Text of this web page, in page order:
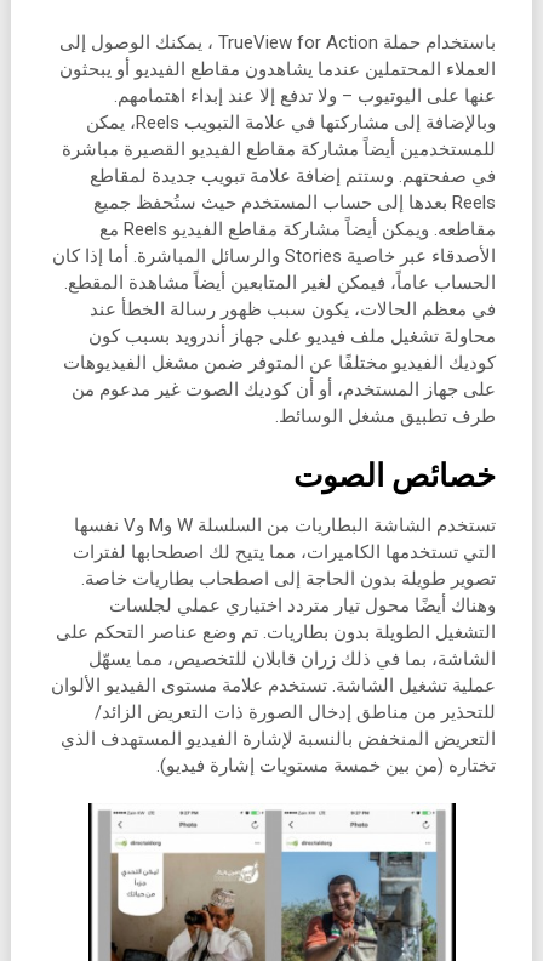
باستخدام حملة TrueView for Action ، يمكنك الوصول إلى
العملاء المحتملين عندما يشاهدون مقاطع الفيديو أو يبحثون
عنها على اليوتيوب – ولا تدفع إلا عند إبداء اهتمامهم.
وبالإضافة إلى مشاركتها في علامة التبويب Reels، يمكن
للمستخدمين أيضاً مشاركة مقاطع الفيديو القصيرة مباشرة
في صفحتهم. وستتم إضافة علامة تبويب جديدة لمقاطع
Reels بعدها إلى حساب المستخدم حيث ستُحفظ جميع
مقاطعه. ويمكن أيضاً مشاركة مقاطع الفيديو Reels مع
الأصدقاء عبر خاصية Stories والرسائل المباشرة. أما إذا كان
الحساب عاماً، فيمكن لغير المتابعين أيضاً مشاهدة المقطع.
في معظم الحالات، يكون سبب ظهور رسالة الخطأ عند
محاولة تشغيل ملف فيديو على جهاز أندرويد بسبب كون
كوديك الفيديو مختلفًا عن المتوفر ضمن مشغل الفيديوهات
على جهاز المستخدم، أو أن كوديك الصوت غير مدعوم من
طرف تطبيق مشغل الوسائط.
خصائص الصوت
تستخدم الشاشة البطاريات من السلسلة W وM وV نفسها
التي تستخدمها الكاميرات، مما يتيح لك اصطحابها لفترات
تصوير طويلة بدون الحاجة إلى اصطحاب بطاريات خاصة.
وهناك أيضًا محول تيار متردد اختياري عملي لجلسات
التشغيل الطويلة بدون بطاريات. تم وضع عناصر التحكم على
الشاشة، بما في ذلك زران قابلان للتخصيص، مما يسهّل
عملية تشغيل الشاشة. تستخدم علامة مستوى الفيديو الألوان
للتحذير من مناطق إدخال الصورة ذات التعريض الزائد/
التعريض المنخفض بالنسبة لإشارة الفيديو المستهدف الذي
تختاره (من بين خمسة مستويات إشارة فيديو).